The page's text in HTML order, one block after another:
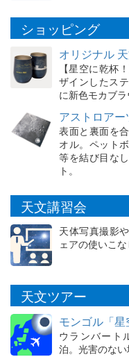
ショッピング
オリジナル
【星空に乾杯
ザインしたス
に新色モカブラ
アストロア
表面と裏面を
オル。ペット
等を結び目な
ト。
天文講習会
天体写真撮影
ェアの使いこ
天文ツアー
モンゴル「
ウランバート
泊。光害のな